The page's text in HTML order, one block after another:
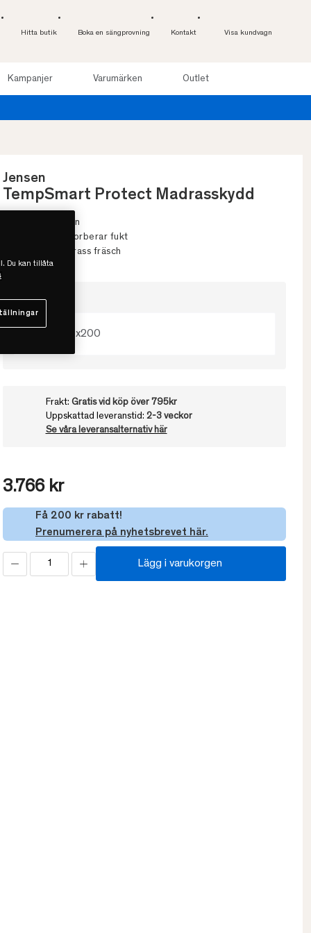
Hitta butik Boka en sängprovning Kontakt Visa kundvagn
Kampanjer Varumärken Outlet
Jensen
TempSmart Protect Madrasskydd
• Skyddar sängen
• Andas och absorberar fukt
• Håller din madrass fräsch
Välj storlek
140x200
Frakt: Gratis vid köp över 795kr
Uppskattad leveranstid: 2-3 veckor
Se våra leveransalternativ här
3.766 kr
Få 200 kr rabatt!
Prenumerera på nyhetsbrevet här.
Lägg i varukorgen
Du kan tillåta